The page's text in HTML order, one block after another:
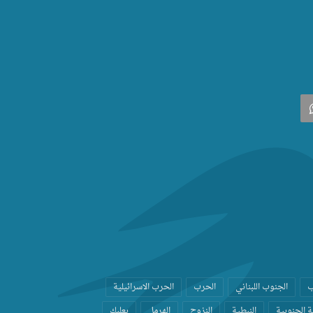
واتساب
الجنوب اللبناني الحرب
الحرب الاسرائيلية